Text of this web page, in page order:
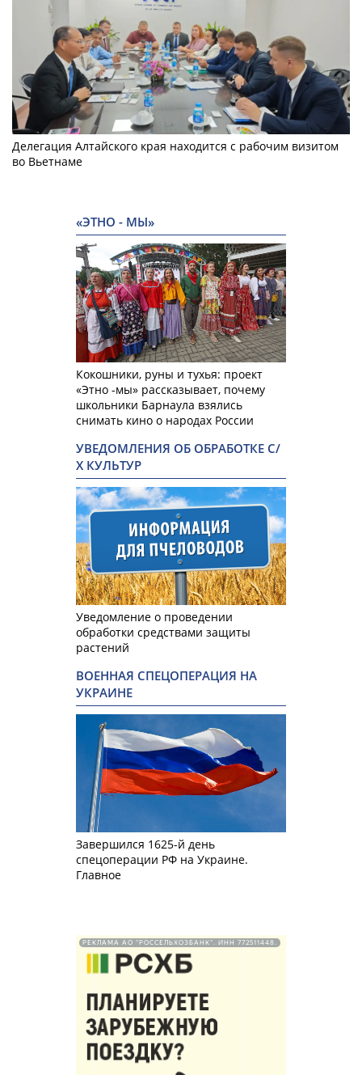
Делегация Алтайского края находится с рабочим визитом
во Вьетнаме
«ЭТНО - МЫ»
Кокошники, руны и тухья: проект
«Этно -мы» рассказывает, почему
школьники Барнаула взялись
снимать кино о народах России
УВЕДОМЛЕНИЯ ОБ ОБРАБОТКЕ С/
Х КУЛЬТУР
Уведомление о проведении
обработки средствами защиты
растений
ВОЕННАЯ СПЕЦОПЕРАЦИЯ НА
УКРАИНЕ
Завершился 1625-й день
спецоперации РФ на Украине.
Главное
РЕКЛАМА АО "РОССЕЛЬХОЗБАНК". ИНН 772511448.